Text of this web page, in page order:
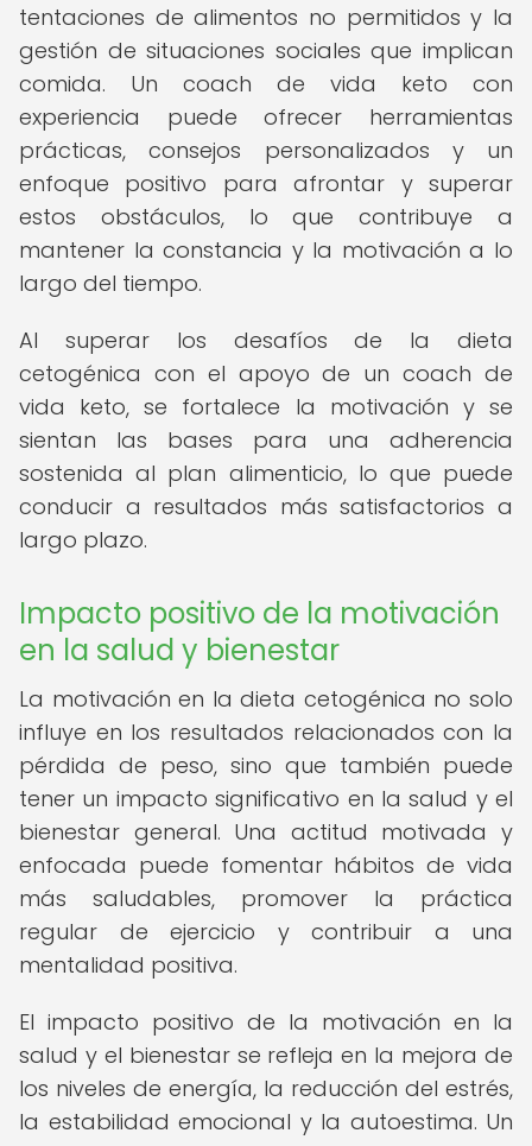
tentaciones de alimentos no permitidos y la
gestión de situaciones sociales que implican
comida. Un coach de vida keto con
experiencia puede ofrecer herramientas
prácticas, consejos personalizados y un
enfoque positivo para afrontar y superar
estos obstáculos, lo que contribuye a
mantener la constancia y la motivación a lo
largo del tiempo.
Al superar los desafíos de la dieta
cetogénica con el apoyo de un coach de
vida keto, se fortalece la motivación y se
sientan las bases para una adherencia
sostenida al plan alimenticio, lo que puede
conducir a resultados más satisfactorios a
largo plazo.
Impacto positivo de la motivación
en la salud y bienestar
La motivación en la dieta cetogénica no solo
influye en los resultados relacionados con la
pérdida de peso, sino que también puede
tener un impacto significativo en la salud y el
bienestar general. Una actitud motivada y
enfocada puede fomentar hábitos de vida
más saludables, promover la práctica
regular de ejercicio y contribuir a una
mentalidad positiva.
El impacto positivo de la motivación en la
salud y el bienestar se refleja en la mejora de
los niveles de energía, la reducción del estrés,
la estabilidad emocional y la autoestima. Un